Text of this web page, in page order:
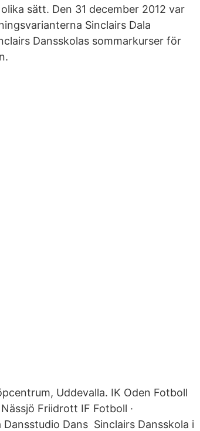
sätt. Den 31 december 2012 var
Sinclairs Dala
Dansskolas sommarkurser för
Uddevalla. IK Oden Fotboll
Friidrott IF Fotboll ·
Dansstudio Dans Sinclairs Dansskola i